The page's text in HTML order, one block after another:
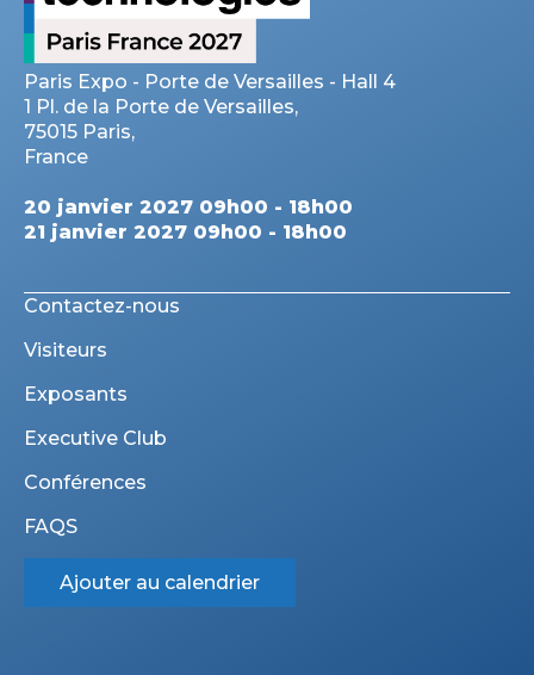
Paris Expo - Porte de Versailles - Hall 4
1 Pl. de la Porte de Versailles,
75015 Paris,
France
20 janvier 2027 09h00 - 18h00
21 janvier 2027 09h00 - 18h00
Contactez-nous
Visiteurs
Exposants
Executive Club
Conférences
FAQS
Ajouter au calendrier